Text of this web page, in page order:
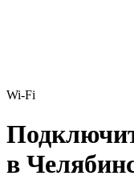
Wi-Fi
в